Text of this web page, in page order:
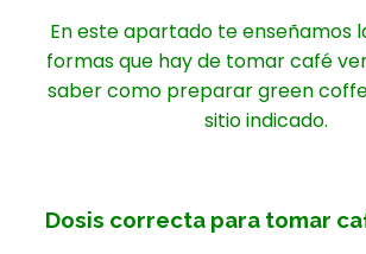
En este apartado te enseñamos
formas que hay de tomar café
saber como preparar green
sitio indicado.
Dosis correcta para tomar